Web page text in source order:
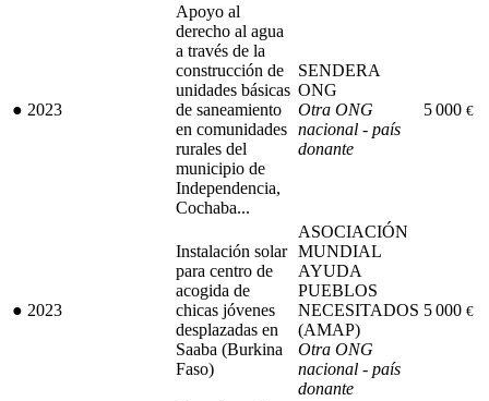
● 2023
Apoyo al
derecho al agua
a través de la
construcción de
unidades básicas
de saneamiento
en comunidades
rurales del
municipio de
Independencia,
Cochaba...
SENDERA
ONG
Otra ONG
nacional - país
donante
5 000 €
● 2023
Instalación solar
para centro de
acogida de
chicas jóvenes
desplazadas en
Saaba (Burkina
Faso)
ASOCIACIÓN
MUNDIAL
AYUDA
PUEBLOS
NECESITADOS
(AMAP)
Otra ONG
nacional - país
donante
5 000 €